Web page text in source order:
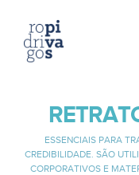
ESSENCIAIS PARA
CREDIBILIDADE. SÃO
CORPORATIVOS E